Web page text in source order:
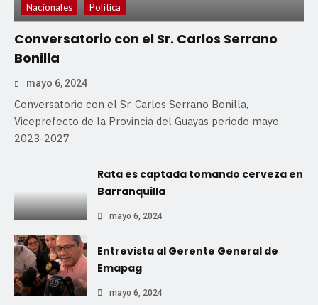
Nacionales Política
Conversatorio con el Sr. Carlos Serrano
Bonilla
mayo 6, 2024
Conversatorio con el Sr. Carlos Serrano Bonilla,
Viceprefecto de la Provincia del Guayas periodo mayo
2023-2027
Rata es captada tomando cerveza en
Barranquilla
mayo 6, 2024
Entrevista al Gerente General de
Emapag
mayo 6, 2024